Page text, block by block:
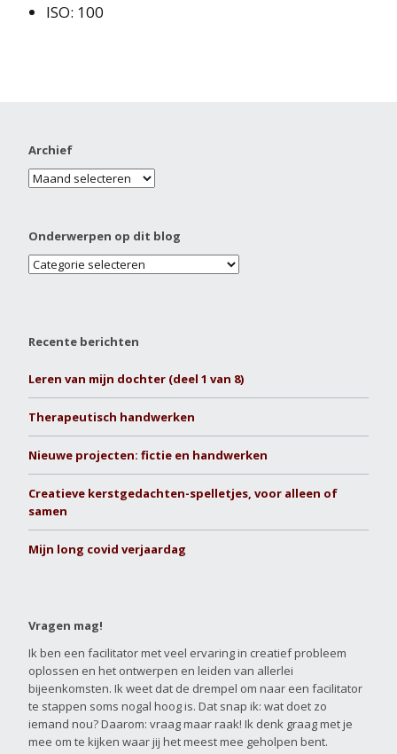
ISO: 100
Archief
Onderwerpen op dit blog
Recente berichten
Leren van mijn dochter (deel 1 van 8)
Therapeutisch handwerken
Nieuwe projecten: fictie en handwerken
Creatieve kerstgedachten-spelletjes, voor alleen of
samen
Mijn long covid verjaardag
Vragen mag!
Ik ben een facilitator met veel ervaring in creatief probleem
oplossen en het ontwerpen en leiden van allerlei
bijeenkomsten. Ik weet dat de drempel om naar een facilitator
te stappen soms nogal hoog is. Dat snap ik: wat doet zo
iemand nou? Daarom: vraag maar raak! Ik denk graag met je
mee om te kijken waar jij het meest mee geholpen bent.